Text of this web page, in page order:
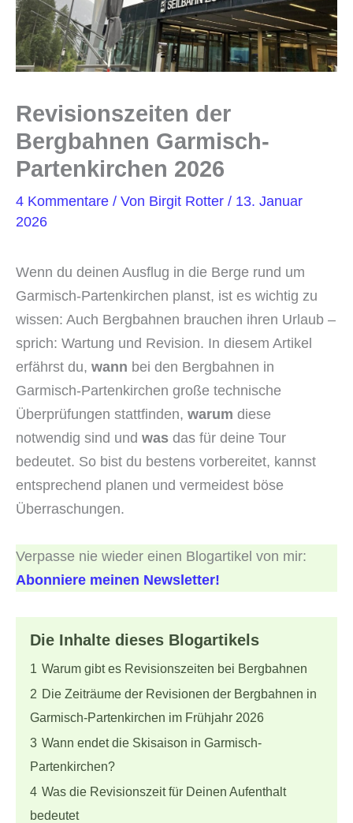
Revisionszeiten der
Bergbahnen Garmisch-
Partenkirchen 2026
4 Kommentare / Von Birgit Rotter / 13. Januar
2026
Wenn du deinen Ausflug in die Berge rund um
Garmisch-Partenkirchen planst, ist es wichtig zu
wissen: Auch Bergbahnen brauchen ihren Urlaub –
sprich: Wartung und Revision. In diesem Artikel
erfährst du, wann bei den Bergbahnen in
Garmisch-Partenkirchen große technische
Überprüfungen stattfinden, warum diese
notwendig sind und was das für deine Tour
bedeutet. So bist du bestens vorbereitet, kannst
entsprechend planen und vermeidest böse
Überraschungen.
Verpasse nie wieder einen Blogartikel von mir:
Abonniere meinen Newsletter!
Die Inhalte dieses Blogartikels
1 Warum gibt es Revisionszeiten bei Bergbahnen
2 Die Zeiträume der Revisionen der Bergbahnen in
Garmisch-Partenkirchen im Frühjahr 2026
3 Wann endet die Skisaison in Garmisch-
Partenkirchen?
4 Was die Revisionszeit für Deinen Aufenthalt
bedeutet